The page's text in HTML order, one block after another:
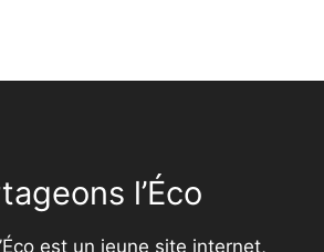
l’Éco
est un jeune site internet,